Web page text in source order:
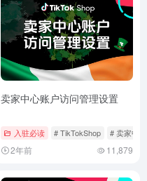
# 新店试用期
卖家中心账户访问管理设置
入驻必读 # TikTokShop # 卖家中心
2年前 11,879